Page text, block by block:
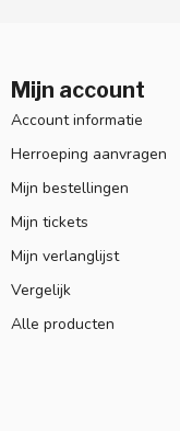
Mijn account
Account informatie
Herroeping aanvragen
Mijn bestellingen
Mijn tickets
Mijn verlanglijst
Vergelijk
Alle producten